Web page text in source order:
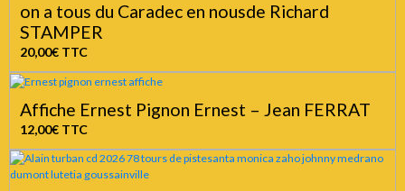
on a tous du Caradec en nousde Richard
STAMPER
20,00€ TTC
Affiche Ernest Pignon Ernest – Jean FERRAT
12,00€ TTC